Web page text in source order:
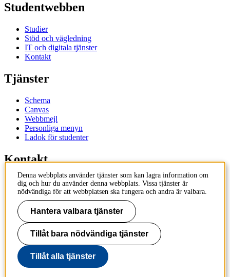
Studentwebben
Studier
Stöd och vägledning
IT och digitala tjänster
Kontakt
Tjänster
Schema
Canvas
Webbmejl
Personliga menyn
Ladok för studenter
Kontakt
Kontakta utbildningsprogram
Kontakta kurs
IT-support
KTH Entré
KTH
100 44 Stockholm
+46 8 790 60 00
info@kth.se
Denna webbplats använder tjänster som kan lagra information om
dig och hur du använder denna webbplats. Vissa tjänster är
nödvändiga för att webbplatsen ska fungera och andra är valbara.
Hantera valbara tjänster
Tillåt bara nödvändiga tjänster
Tillåt alla tjänster